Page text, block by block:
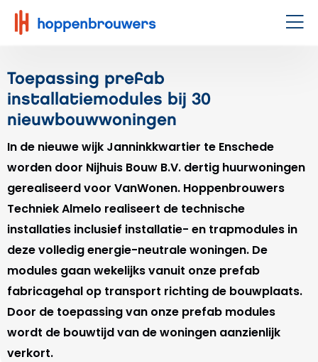
Hoppenbrouwers
|
techniek
leeft
Toepassing prefab
installatiemodules bij 30
nieuwbouwwoningen
In de nieuwe wijk Janninkkwartier te Enschede
worden door Nijhuis Bouw B.V. dertig huurwoningen
gerealiseerd voor VanWonen. Hoppenbrouwers
Techniek Almelo realiseert de technische
installaties inclusief installatie- en trapmodules in
deze volledig energie-neutrale woningen. De
modules gaan wekelijks vanuit onze prefab
fabricagehal op transport richting de bouwplaats.
Door de toepassing van onze prefab modules
wordt de bouwtijd van de woningen aanzienlijk
verkort.